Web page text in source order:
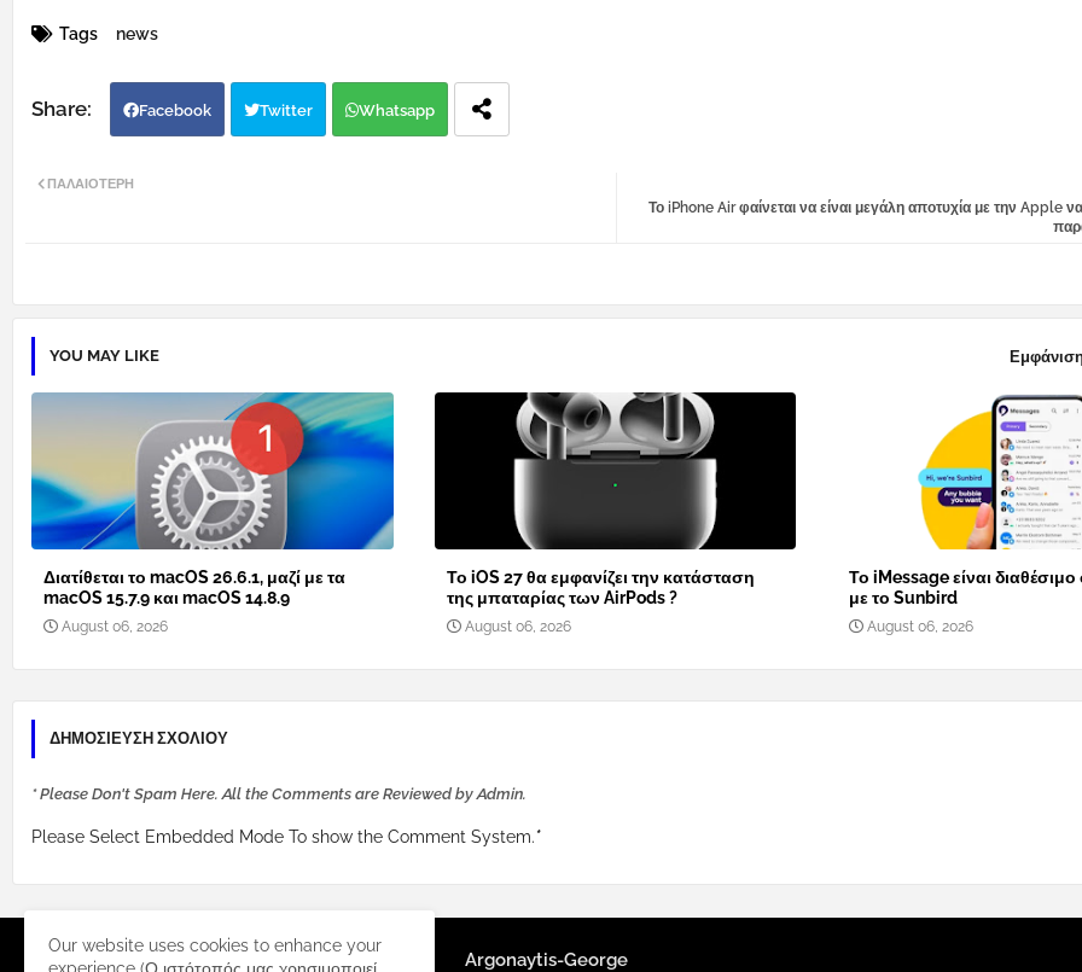
Tags news
Facebook Twitter Whatsapp
Το iPhone Air φαίνεται να είναι μεγάλη αποτυχία με την Apple
ΠΑΛΑΙΌΤΕΡΗ
YOU MAY LIKE
Διατίθεται το macOS 26.6.1, μαζί με τα
macOS 15.7.9 και macOS 14.8.9
August 06, 2026
Το iOS 27 θα εμφανίζει την κατάσταση
της μπαταρίας των AirPods ?
August 06, 2026
Το iMessage είναι
με το Sunbird
August 06, 2026
ΔΗΜΟΣΊΕΥΣΗ ΣΧΟΛΊΟΥ
* Please Don't Spam Here. All the Comments are Reviewed by Admin.
Please Select Embedded Mode To show the Comment System.*
Argonaytis-George
Our website uses cookies to enhance your